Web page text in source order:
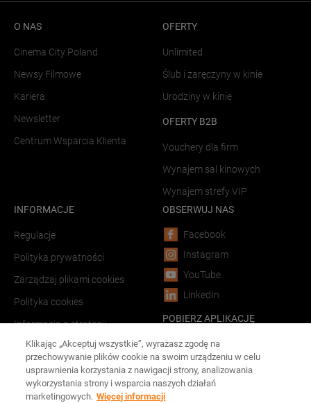
O NAS
Cinema City Poland
Newsy Filmowe
Kariera
Newsletter
Centrum Wsparcia Klienta
OFERTY
Unlimited
Ślub i zaręczyny w kinie
Urodziny w kinie
OFERTY B2B
Vouchery dla firm
Wynajem sal kinowych
Wynajem strefy VIP
INFORMACJE
Regulacje
Polityka prywatności
Zarządzaj plikami cookies
Polityka cookies
Informacja o strategii
LINKI
Forum Film Poland
OBSERWUJ NAS
Facebook
Instagram
YouTube
LinkedIn
POBIERZ APLIKACJĘ
Android
iOS
Klikając „Akceptuj wszystkie”, wyrażasz zgodę na
przechowywanie plików cookie na swoim urządzeniu w celu
usprawnienia korzystania z nawigacji strony, analizowania
wykorzystania strony i wsparcia naszych działań
marketingowych. Więcej informacji